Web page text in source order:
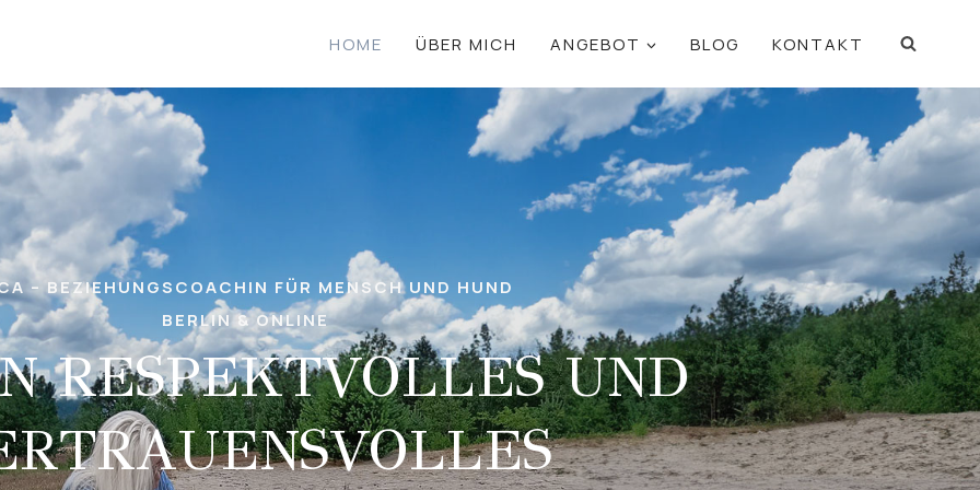
HOME ÜBER MICH ANGEBOT BLOG KONTAKT
– BEZIEHUNGSCOACHIN FÜR MENSCH UND HUND
BERLIN & ONLINE
RESPEKTVOLLES UND